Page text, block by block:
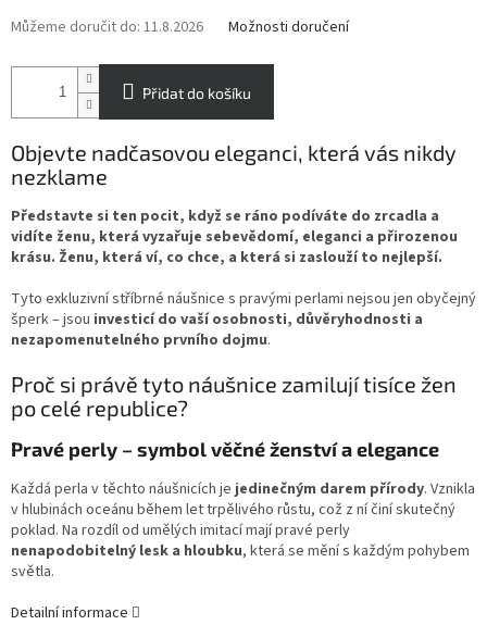
Můžeme doručit do: 11.8.2026 Možnosti doručení
Přidat do košíku
Objevte nadčasovou eleganci, která vás nikdy
nezklame
Představte si ten pocit, když se ráno podíváte do zrcadla a
vidíte ženu, která vyzařuje sebevědomí, eleganci a přirozenou
krásu. Ženu, která ví, co chce, a která si zaslouží to nejlepší.
Tyto exkluzivní stříbrné náušnice s pravými perlami nejsou jen obyčejný
šperk – jsou investicí do vaší osobnosti, důvěryhodnosti a
nezapomenutelného prvního dojmu.
Proč si právě tyto náušnice zamilují tisíce žen
po celé republice?
Pravé perly – symbol věčné ženství a elegance
Každá perla v těchto náušnicích jejedinečným darem přírody. Vznikla
v hlubinách oceánu během let trpělivého růstu, což z ní činí skutečný
poklad. Na rozdíl od umělých imitací mají pravé perly
nenapodobitelný lesk a hloubku, která se mění s každým pohybem
světla.
Detailní informace